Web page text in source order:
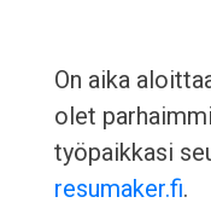
On aika
olet
työpaikkasi
resumaker.fi.